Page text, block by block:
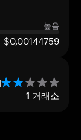
높음
$0,00144759
1 거래소